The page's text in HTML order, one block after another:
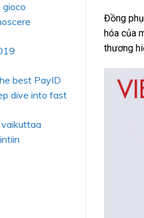
best PayID
dive into fast
Đồng
hóa của
thương